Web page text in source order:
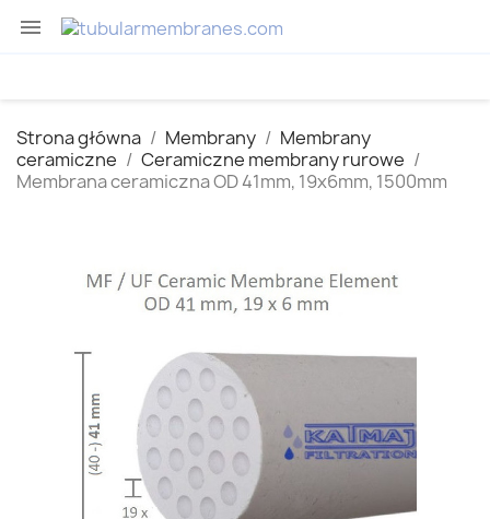

Strona główna Membrany
Membrany
ceramiczne
Ceramiczne membrany rurowe
Membrana ceramiczna OD 41mm, 19x6mm, 1500mm